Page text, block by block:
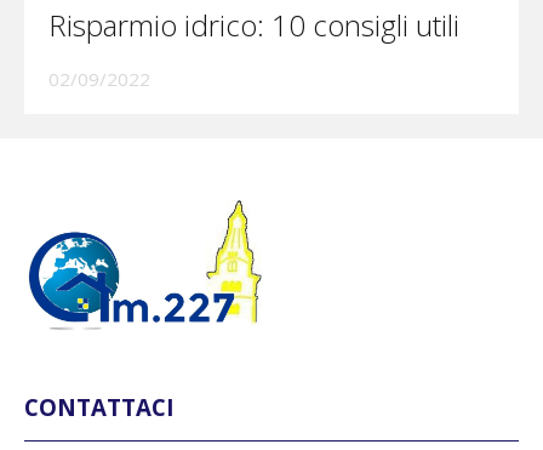
Risparmio idrico: 10 consigli utili
02/09/2022
CONTATTACI